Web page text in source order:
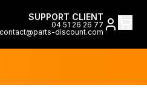
SUPPORT CLIENT
04 51 26 26 77
contact@parts-discount.com